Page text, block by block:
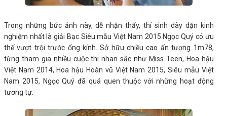
Trong những bức ảnh này, dễ nhận thấy, thí sinh dày dặn kinh
nghiệm nhất là giải Bạc Siêu mẫu Việt Nam 2015 Ngọc Quý có ưu
thế vượt trội trước ống kính. Sở hữu chiều cao ấn tượng 1m78,
từng tham gia nhiều cuộc thi nhan sắc như Miss Teen, Hoa hậu
Việt Nam 2014, Hoa hậu Hoàn vũ Việt Nam 2015, Siêu mẫu Việt
Nam 2015, Ngọc Quý đã quá quen thuộc với những hoạt động
tương tự.